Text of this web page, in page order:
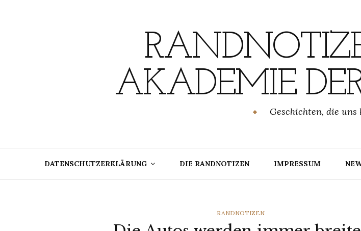
AKADEMIE
Geschichten, die uns
DATENSCHUTZERKLÄRUNG DIE RANDNOTIZEN IMPRESSUM
CATEGORIES
RANDNOTIZEN